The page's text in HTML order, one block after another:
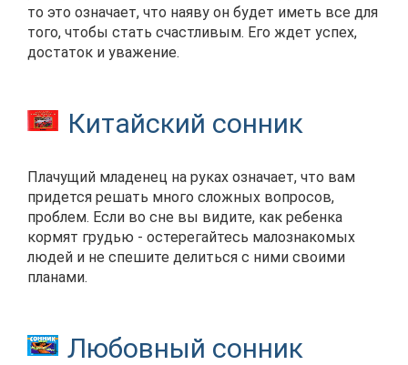
то это означает, что наяву он будет иметь все для
того, чтобы стать счастливым. Его ждет успех,
достаток и уважение.
Китайский сонник
Плачущий младенец на руках означает, что вам
придется решать много сложных вопросов,
проблем. Если во сне вы видите, как ребенка
кормят грудью - остерегайтесь малознакомых
людей и не спешите делиться с ними своими
планами.
Любовный сонник